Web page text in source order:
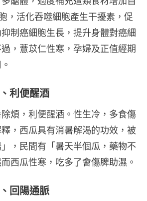
，活化吞噬細胞產生干擾素，促
制癌細胞生長，提升身體對癌細
，薏苡仁性寒，孕婦及正值經期
利便醒酒
煩，利便醒酒。性生冷，多食傷
，西瓜具有消暑解渴的功效，被
，民間有「暑天半個瓜，藥物不
西瓜性寒，吃多了會傷脾助濕。
回陽通脈